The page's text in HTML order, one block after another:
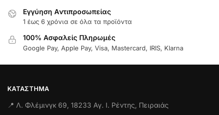
Εγγύηση Aντιπροσωπείας
1 έως 6 χρόνια σε όλα τα προϊόντα
100% Ασφαλείς Πληρωμές
Google Pay, Apple Pay, Visa, Mastercard, IRIS, Klarna
ΚΑΤΆΣΤΗΜΑ
📍 Λ. Φλέμινγκ 69, 18233 Αγ. Ι. Ρέντης, Πειραιάς